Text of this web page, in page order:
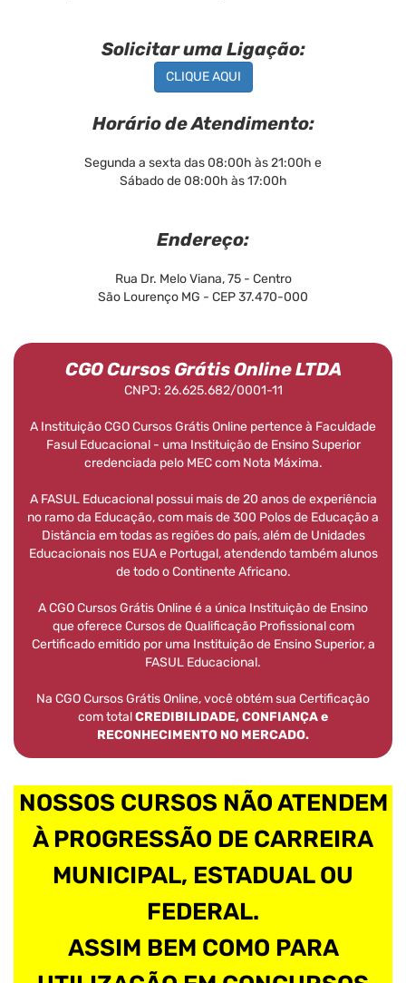
Solicitar uma Ligação:
CLIQUE AQUI
Horário de Atendimento:
Segunda a sexta das 08:00h às 21:00h e
Sábado de 08:00h às 17:00h
Endereço:
Rua Dr. Melo Viana, 75 - Centro
São Lourenço MG - CEP 37.470-000
CGO Cursos Grátis Online LTDA
CNPJ: 26.625.682/0001-11
A Instituição CGO Cursos Grátis Online pertence à Faculdade
Fasul Educacional - uma Instituição de Ensino Superior
credenciada pelo MEC com Nota Máxima.
A FASUL Educacional possui mais de 20 anos de experiência
no ramo da Educação, com mais de 300 Polos de Educação a
Distância em todas as regiões do país, além de Unidades
Educacionais nos EUA e Portugal, atendendo também alunos
de todo o Continente Africano.
A CGO Cursos Grátis Online é a única Instituição de Ensino
que oferece Cursos de Qualificação Profissional com
Certificado emitido por uma Instituição de Ensino Superior, a
FASUL Educacional.
Na CGO Cursos Grátis Online, você obtém sua Certificação
com totalCREDIBILIDADE, CONFIANÇA e
RECONHECIMENTO NO MERCADO.
NOSSOS CURSOS NÃO ATENDEM
À PROGRESSÃO DE CARREIRA
MUNICIPAL, ESTADUAL OU
FEDERAL.
ASSIM BEM COMO PARA